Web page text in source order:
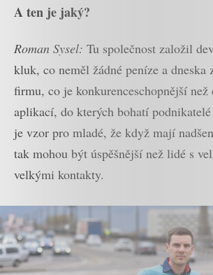
A ten je jaký?
Roman Sysel: Tu společnost založil
kluk, co neměl žádné peníze a dneska
firmu, co je konkurenceschopnější
aplikací, do kterých bohatí
je vzor pro mladé, že když mají
tak mohou být úspěšnější než lidé s
velkými kontakty.